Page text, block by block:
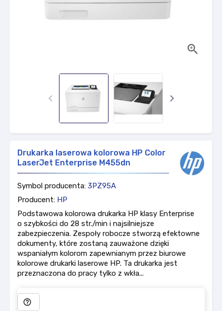

 
Drukarka laserowa kolorowa HP Color
LaserJet Enterprise M455dn
Symbol producenta: 3PZ95A
Producent: HP
Podstawowa kolorowa drukarka HP klasy Enterprise
o szybkości do 28 str./min i najsilniejsze
zabezpieczenia. Zespoły robocze stworzą efektowne
dokumenty, które zostaną zauważone dzięki
wspaniałym kolorom zapewnianym przez biurowe
kolorowe drukarki laserowe HP. Ta drukarka jest
przeznaczona do pracy tylko z wkła...
help_outline